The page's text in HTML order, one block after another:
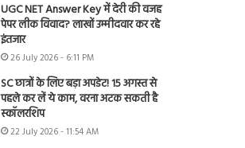
UGC NET Answer Key में देरी की वजह
पेपर लीक विवाद? लाखों उम्मीदवार कर रहे
इंतजार
26 July 2026 - 6:11 PM
SC छात्रों के लिए बड़ा अपडेट! 15 अगस्त से
पहले कर लें ये काम, वरना अटक सकती है
स्कॉलरशिप
22 July 2026 - 11:54 AM